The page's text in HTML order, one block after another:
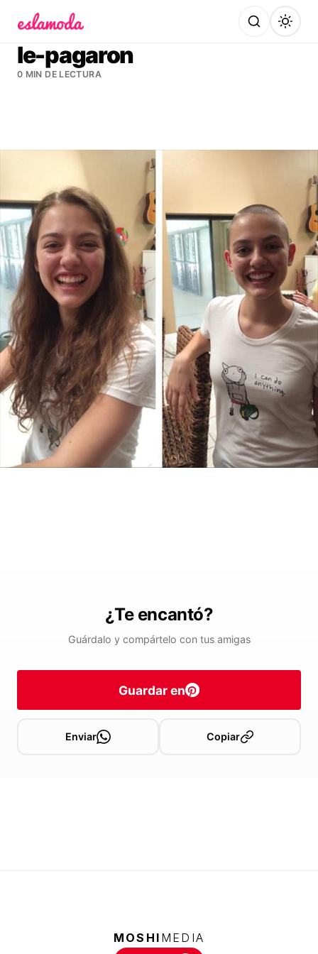
le-pagaron
0 MIN DE LECTURA
¿Te encantó?
Guárdalo y compártelo con tus amigas
Guardar en
Enviar Copiar
MOSHI MEDIA